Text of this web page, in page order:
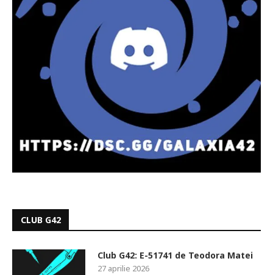
CLUB G42
Club G42: E-51741 de Teodora Matei
27 aprilie 2026